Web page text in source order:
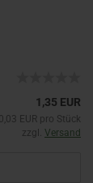
1,35 EUR
0,03 EUR pro Stück
zzgl. Versand